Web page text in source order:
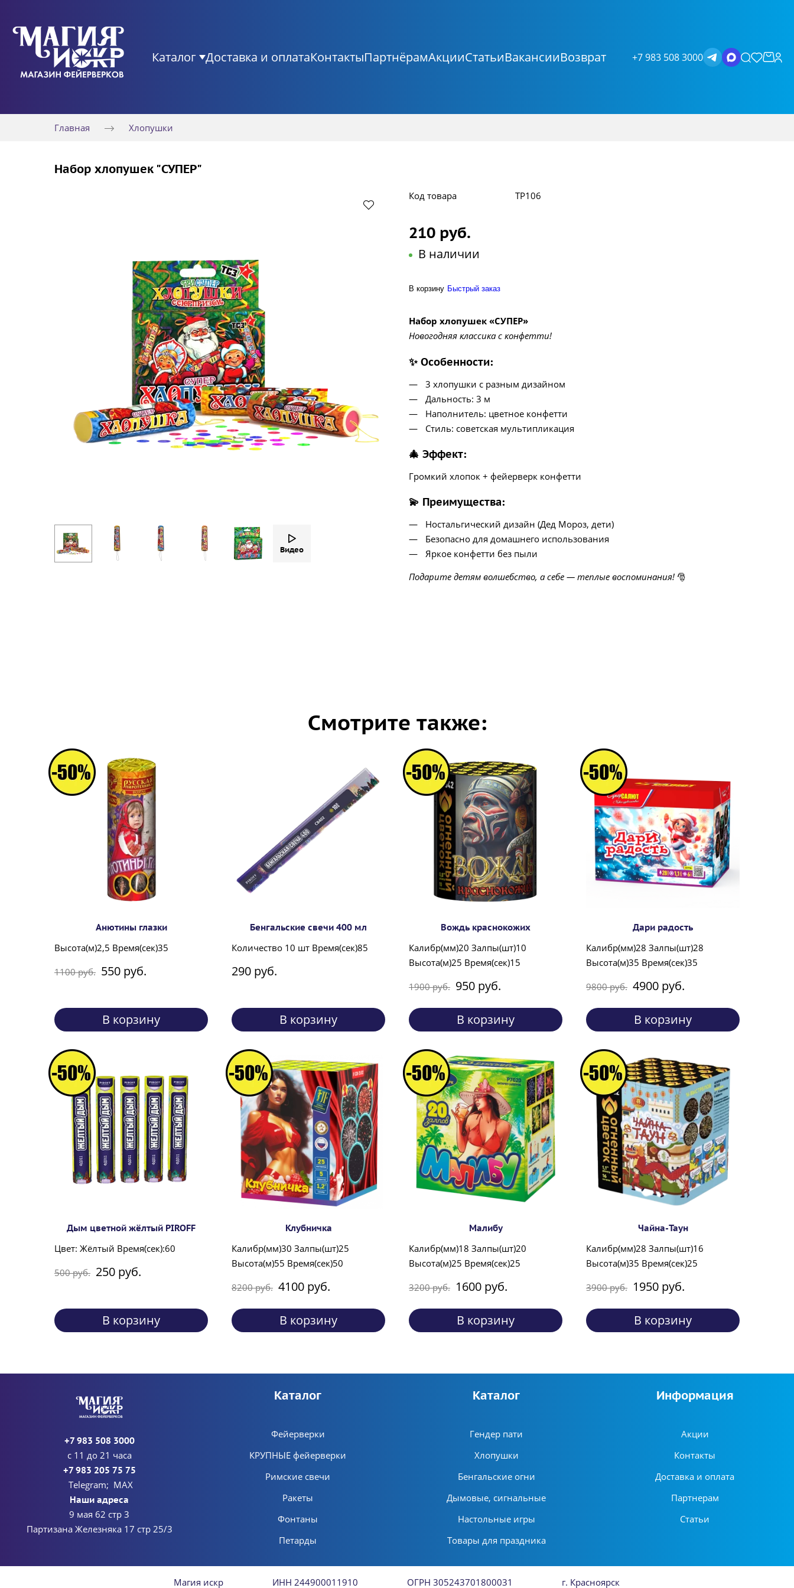
Каталог Доставка и оплатаКонтактыПартнёрамАкцииСтатьиВакансииВозврат +7 983 508 3000
Главная Хлопушки
Набор хлопушек "СУПЕР"
Видео
Код товара ТР106
210 руб.
В наличии
В корзину Быстрый заказ
Набор хлопушек «СУПЕР»
Новогодняя классика с конфетти!
✨ Особенности:
3 хлопушки с разным дизайном
Дальность: 3 м
Наполнитель: цветное конфетти
Стиль: советская мультипликация
🎄 Эффект:
Громкий хлопок + фейерверк конфетти
💫 Преимущества:
Ностальгический дизайн (Дед Мороз, дети)
Безопасно для домашнего использования
Яркое конфетти без пыли
Подарите детям волшебство, а себе — теплые воспоминания! 🎅
Смотрите также:
Анютины глазки
Высота(м)2,5 Время(сек)35
1100 руб. 550 руб.
В корзину
Бенгальские свечи 400 мл
Количество 10 шт Время(сек)85
290 руб.
В корзину
Вождь краснокожих
Калибр(мм)20 Залпы(шт)10
Высота(м)25 Время(сек)15
1900 руб. 950 руб.
В корзину
Дари радость
Калибр(мм)28 Залпы(шт)28
Высота(м)35 Время(сек)35
9800 руб. 4900 руб.
В корзину
Дым цветной жёлтый PIROFF
Цвет: Жёлтый Время(сек):60
500 руб. 250 руб.
В корзину
Клубничка
Калибр(мм)30 Залпы(шт)25
Высота(м)55 Время(сек)50
8200 руб. 4100 руб.
В корзину
Малибу
Калибр(мм)18 Залпы(шт)20
Высота(м)25 Время(сек)25
3200 руб. 1600 руб.
В корзину
Чайна-Таун
Калибр(мм)28 Залпы(шт)16
Высота(м)35 Время(сек)25
3900 руб. 1950 руб.
В корзину
+7 983 508 3000
с 11 до 21 часа
+7 983 205 75 75
Telegram; MAX
Наши адреса
9 мая 62 стр 3
Партизана Железняка 17 стр 25/3
Каталог
Фейерверки
КРУПНЫЕ фейерверки
Римские свечи
Ракеты
Фонтаны
Петарды
Каталог
Гендер пати
Хлопушки
Бенгальские огни
Дымовые, сигнальные
Настольные игры
Товары для праздника
Информация
Акции
Контакты
Доставка и оплата
Партнерам
Статьи
Магия искр ИНН 244900011910 ОГРН 305243701800031 г. Красноярск